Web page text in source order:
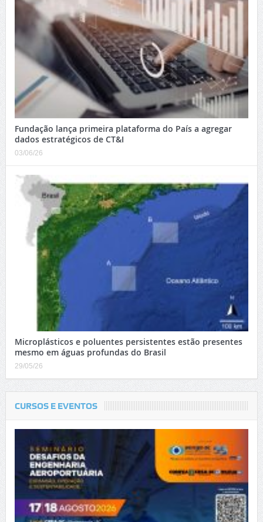
Fundação lança primeira plataforma do País a agregar
dados estratégicos de CT&I
03/06/26
Microplásticos e poluentes persistentes estão presentes
mesmo em águas profundas do Brasil
29/05/26
CURSOS E EVENTOS